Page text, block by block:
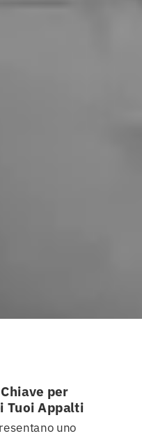
per
Tuoi Appalti
uno